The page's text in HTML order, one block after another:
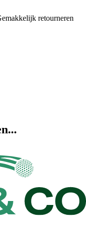
retourneren